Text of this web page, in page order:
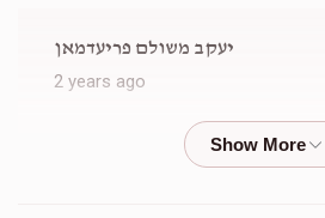
יעקב משולם פריעדמאן
2 years ago
מו"ה בנימין פוקס הי"ו